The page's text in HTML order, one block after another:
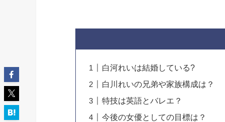
白河れいは結婚している?
白川れいの兄弟や家族構成は？
特技は英語とバレエ？
今後の女優としての目標は？